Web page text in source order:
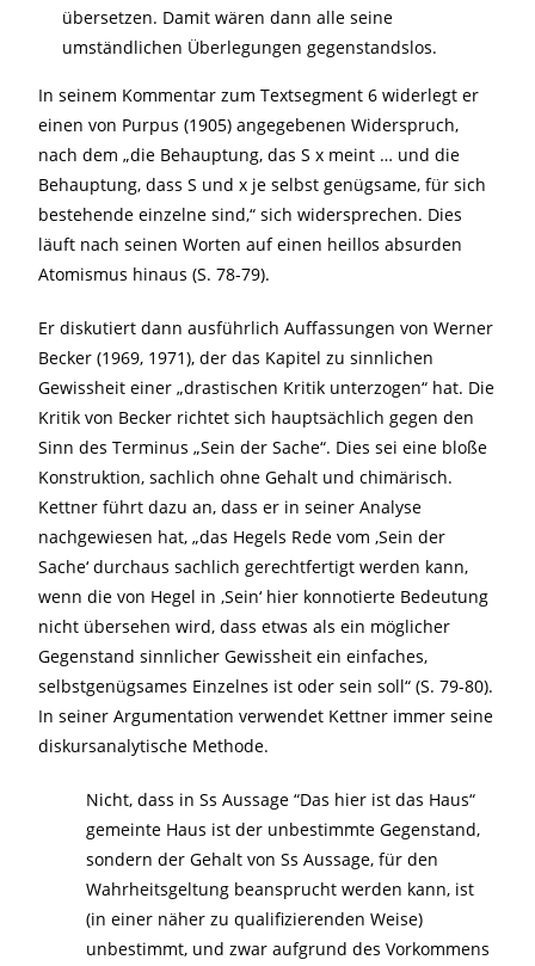
übersetzen. Damit wären dann alle seine
umständlichen Überlegungen gegenstandslos.
In seinem Kommentar zum Textsegment 6 widerlegt er
einen von Purpus (1905) angegebenen Widerspruch,
nach dem „die Behauptung, das S x meint … und die
Behauptung, dass S und x je selbst genügsame, für sich
bestehende einzelne sind,“ sich widersprechen. Dies
läuft nach seinen Worten auf einen heillos absurden
Atomismus hinaus (S. 78-79).
Er diskutiert dann ausführlich Auffassungen von Werner
Becker (1969, 1971), der das Kapitel zu sinnlichen
Gewissheit einer „drastischen Kritik unterzogen“ hat. Die
Kritik von Becker richtet sich hauptsächlich gegen den
Sinn des Terminus „Sein der Sache“. Dies sei eine bloße
Konstruktion, sachlich ohne Gehalt und chimärisch.
Kettner führt dazu an, dass er in seiner Analyse
nachgewiesen hat, „das Hegels Rede vom ‚Sein der
Sache‘ durchaus sachlich gerechtfertigt werden kann,
wenn die von Hegel in ‚Sein‘ hier konnotierte Bedeutung
nicht übersehen wird, dass etwas als ein möglicher
Gegenstand sinnlicher Gewissheit ein einfaches,
selbstgenügsames Einzelnes ist oder sein soll“ (S. 79-80).
In seiner Argumentation verwendet Kettner immer seine
diskursanalytische Methode.
Nicht, dass in Ss Aussage “Das hier ist das Haus“
gemeinte Haus ist der unbestimmte Gegenstand,
sondern der Gehalt von Ss Aussage, für den
Wahrheitsgeltung beansprucht werden kann, ist
(in einer näher zu qualifizierenden Weise)
unbestimmt, und zwar aufgrund des Vorkommens